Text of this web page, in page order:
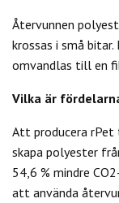
Återvunnen
krossas i små
omvandlas till en
Vilka är
Att producera rPet
skapa polyester
54,6 % mindre
att använda